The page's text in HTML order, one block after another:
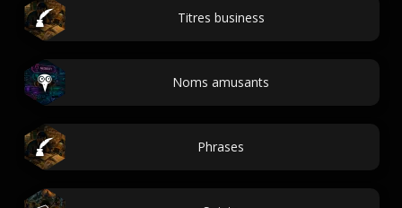
Titres business
Noms amusants
Phrases